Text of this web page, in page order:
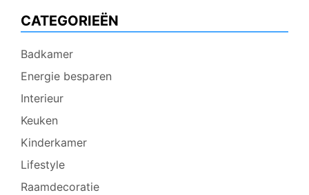
CATEGORIEËN
Badkamer
Energie besparen
Interieur
Keuken
Kinderkamer
Lifestyle
Raamdecoratie